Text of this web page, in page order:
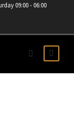
09:00 - 06:00